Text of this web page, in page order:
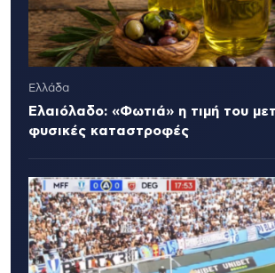
Ελλάδα
Ελαιόλαδο: «Φωτιά» η τιμή του
φυσικές καταστροφές